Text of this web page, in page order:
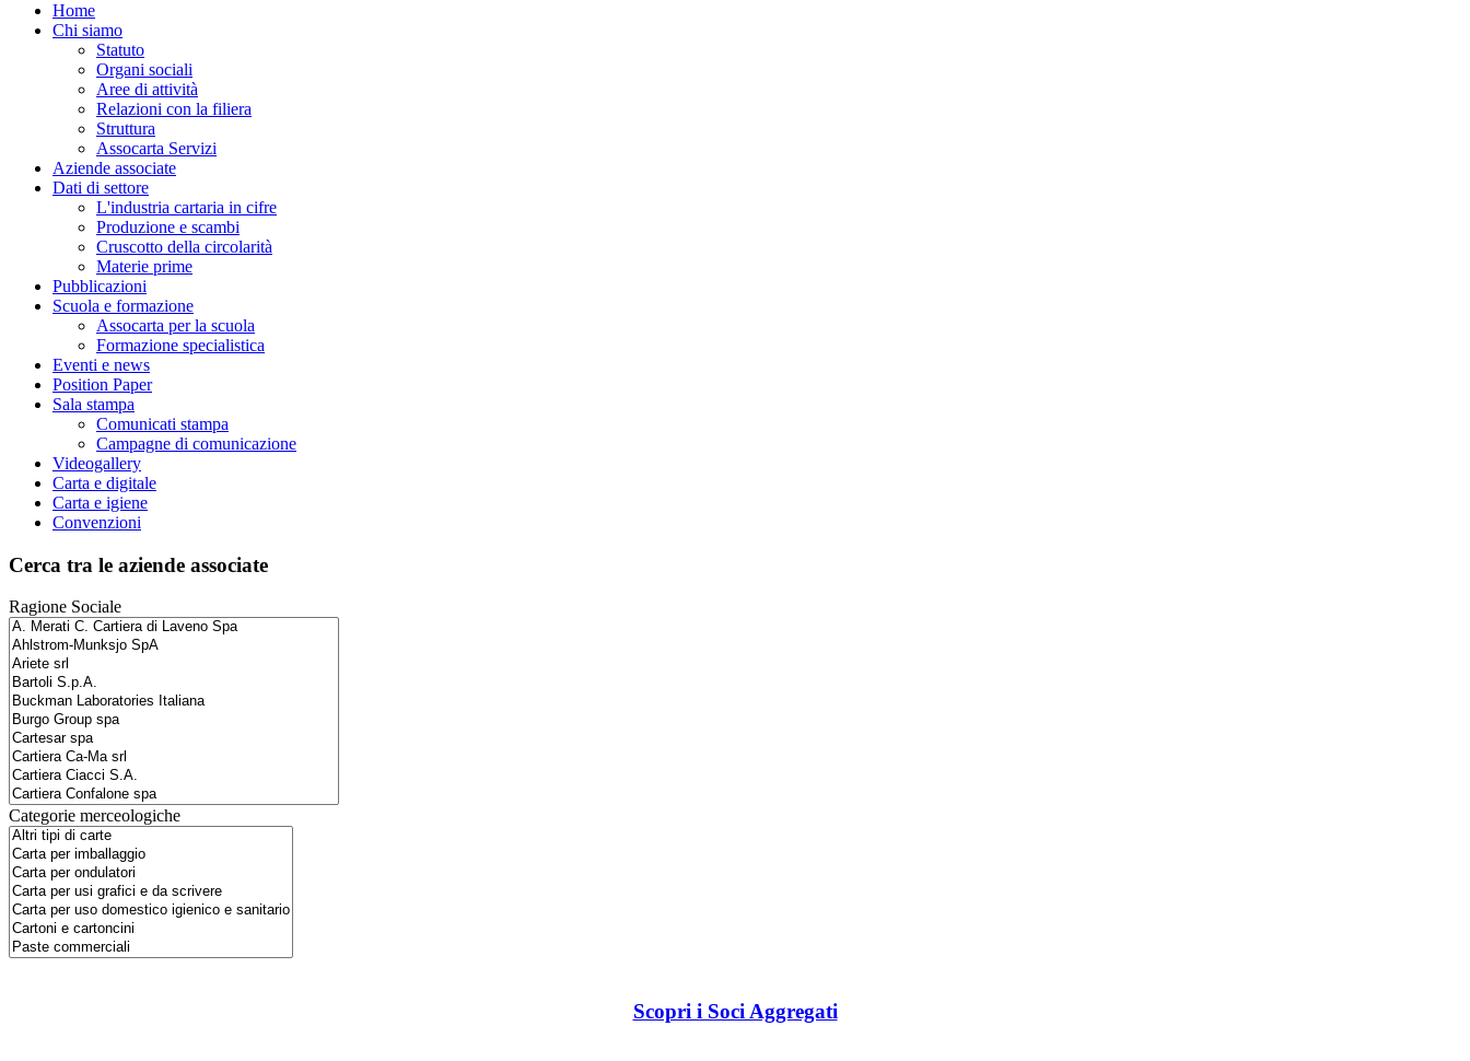
Home
Chi siamo
Statuto
Organi sociali
Aree di attività
Relazioni con la filiera
Struttura
Assocarta Servizi
Aziende associate
Dati di settore
L'industria cartaria in cifre
Produzione e scambi
Cruscotto della circolarità
Materie prime
Pubblicazioni
Scuola e formazione
Assocarta per la scuola
Formazione specialistica
Eventi e news
Position Paper
Sala stampa
Comunicati stampa
Campagne di comunicazione
Videogallery
Carta e digitale
Carta e igiene
Convenzioni
Cerca tra le aziende associate
Ragione Sociale
Categorie merceologiche
Scopri i Soci Aggregati